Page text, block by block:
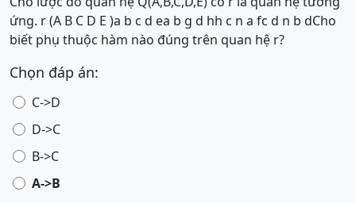
ứng. r (A B C D E )a b c d ea b g d hh c n a fc d n b dCho
biết phụ thuộc hàm nào đúng trên quan hệ r?
Chọn đáp án:
C->D
D->C
B->C
A->B